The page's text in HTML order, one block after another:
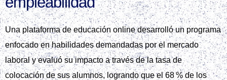
Una plataforma de educación online desarrolló un programa
enfocado en habilidades demandadas por el mercado
laboral y evaluó su impacto a través de la tasa de
colocación de sus alumnos, logrando que el 68 % de los